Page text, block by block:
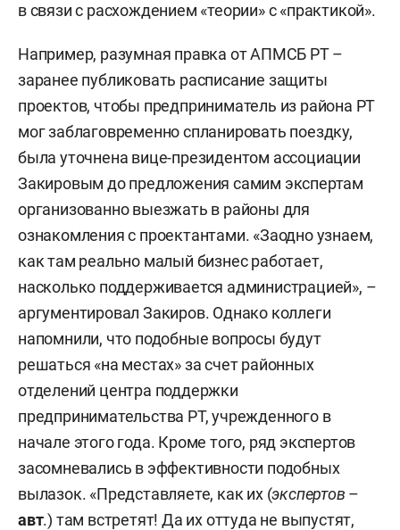
в связи с расхождением «теории» с «практикой».
Например, разумная правка от АПМСБ РТ –
заранее публиковать расписание защиты
проектов, чтобы предприниматель из района РТ
мог заблаговременно спланировать поездку,
была уточнена вице-президентом ассоциации
Закировым до предложения самим экспертам
организованно выезжать в районы для
ознакомления с проектантами. «Заодно узнаем,
как там реально малый бизнес работает,
насколько поддерживается администрацией», –
аргументировал Закиров. Однако коллеги
напомнили, что подобные вопросы будут
решаться «на местах» за счет районных
отделений центра поддержки
предпринимательства РТ, учрежденного в
начале этого года. Кроме того, ряд экспертов
засомневались в эффективности подобных
вылазок. «Представляете, как их (экспертов –
авт.) там встретят! Да их оттуда не выпустят,